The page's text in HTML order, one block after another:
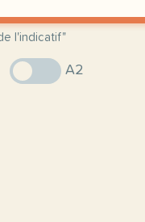
l'indicatif"
A2